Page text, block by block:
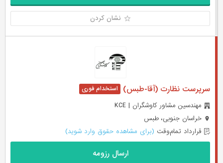
نشان کردن
سرپرست نظارت (آقا-طبس)
مهندسین مشاور کاوشگران | KCE
خراسان جنوبی، طبس
قرارداد تمام‌وقت (برای مشاهده حقوق وارد شوید)
ارسال رزومه